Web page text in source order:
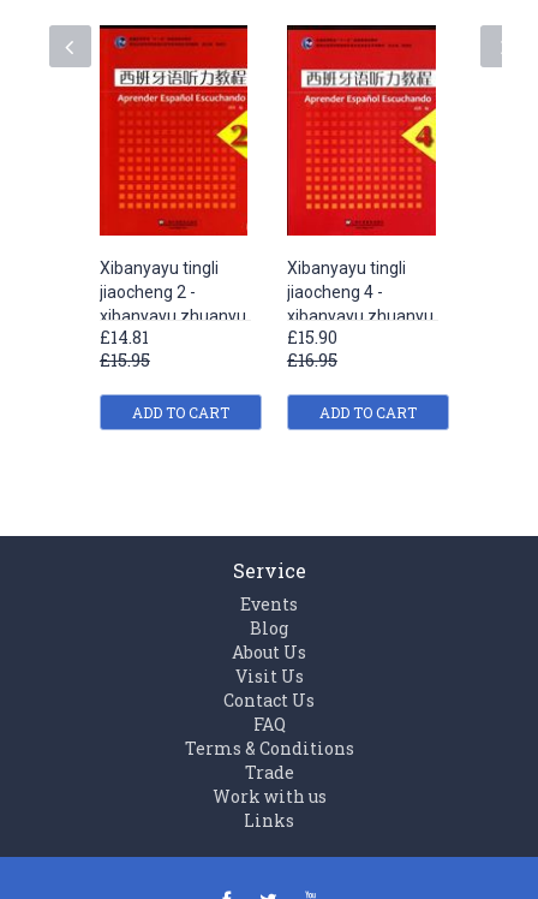
Xibanyayu tingli
jiaocheng 2 -
xibanyayu zhuanyu
benkesheng xilie
jiaocai
£14.81
£15.95
ADD TO CART
Xibanyayu tingli
jiaocheng 4 -
xibanyayu zhuanyu
benkesheng xilie
jiaocai
£15.90
£16.95
ADD TO CART
Service
Events
Blog
About Us
Visit Us
Contact Us
FAQ
Terms & Conditions
Trade
Work with us
Links